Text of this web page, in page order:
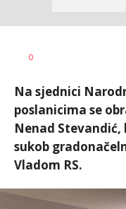
AUTOR
0
Na sjednici
poslanicima se
Nenad
sukob
Vladom RS.